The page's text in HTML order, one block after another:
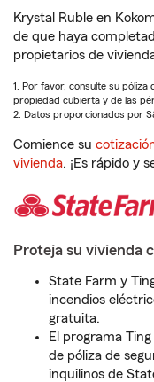
Krystal Ruble en
de que haya
propietarios de
1. Por favor, consulte su
propiedad cubierta y de las
2. Datos proporcionados por
Comience su
vivienda. ¡Es rápido y
Proteja su vivienda
State Farm y
incendios
gratuita.
El programa
de póliza de
inquilinos de